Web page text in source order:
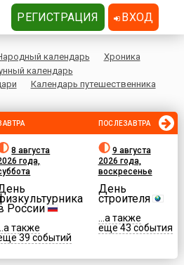
календарь
Хроника
календарь
Календарь путешественника
8 августа
года,
России
...а также
39 событий
ПОСЛЕЗАВТРА
9 августа
2026 года,
воскресенье
День
строителя
...а также
еще 43 события
РЕГИСТРАЦИЯ ВХОД